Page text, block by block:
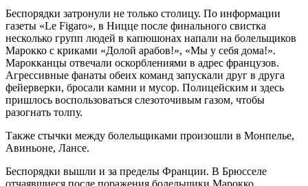
Беспорядки затронули не только столицу. По информации
газеты «Le Figaro», в Ницце после финального свистка
несколько групп людей в капюшонах напали на болельщиков
Марокко с криками «Долой арабов!», «Мы у себя дома!».
Марокканцы отвечали оскорблениями в адрес французов.
Агрессивные фанаты обеих команд запускали друг в друга
фейерверки, бросали камни и мусор. Полицейским и здесь
пришлось воспользоваться слезоточивым газом, чтобы
разогнать толпу.
Также стычки между болельщиками произошли в Монпелье,
Авиньоне, Лансе.
Беспорядки вышли и за пределы Франции. В Брюсселе
отчаявшиеся после поражения болельщики Марокко